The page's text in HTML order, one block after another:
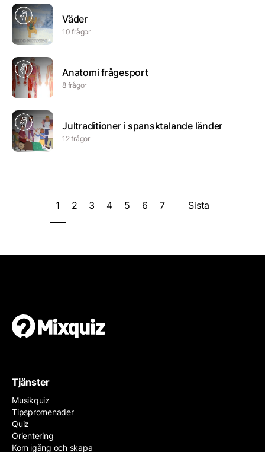
Väder
10 frågor
Anatomi frågesport
8 frågor
Jultraditioner i spansktalande länder
12 frågor
1 2 3 4 5 6 7 Sista
Tjänster
Musikquiz
Tipspromenader
Quiz
Orientering
Kom igång och skapa